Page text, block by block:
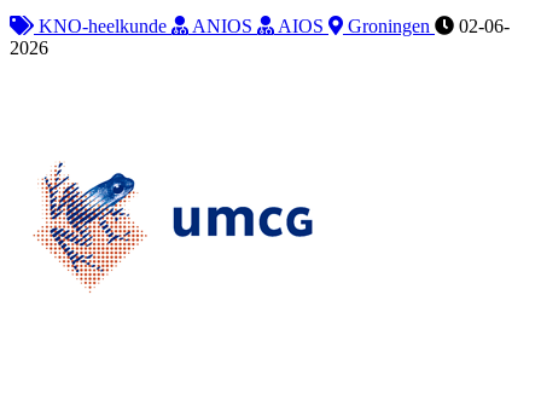
KNO-heelkunde
ANIOS AIOS Groningen
02-06-
2026